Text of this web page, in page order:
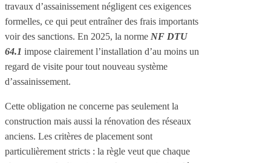
travaux d’assainissement négligent ces exigences
formelles, ce qui peut entraîner des frais importants
voir des sanctions. En 2025, la norme NF DTU
64.1 impose clairement l’installation d’au moins un
regard de visite pour tout nouveau système
d’assainissement.
Cette obligation ne concerne pas seulement la
construction mais aussi la rénovation des réseaux
anciens. Les critères de placement sont
particulièrement stricts : la règle veut que chaque